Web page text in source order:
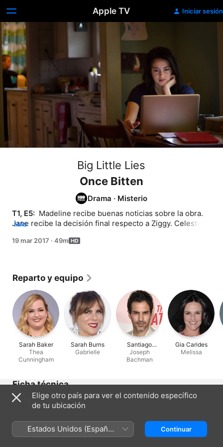
Apple TV Iniciar sesión
Big Little Lies
Once Bitten
Drama · Misterio
T1, E5: Madeline recibe buenas noticias sobre la obra.
Jane recibe la decisión final respecto a Ziggy. Celeste
MÁS
19 mar 2017 · 49m
Reparto y equipo
Sarah Baker
Thea
Cunningham
Sarah Burns
Gabrielle
Santiago
Cabrera
Joseph
Bachman
Gia Carides
Melissa
Ficha técnica
Lanzamiento
Duración
49 min
Elige otro país para ver el contenido específico
de tu ubicación
Estados Unidos (Español
México)
Continuar